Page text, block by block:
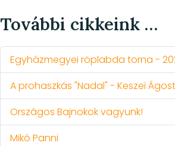
További cikkeink …
Egyházmegyei röplabda torna -
A prohaszkás "Nadal" - Keszei
Országos Bajnokok vagyunk!
Mikó Panni